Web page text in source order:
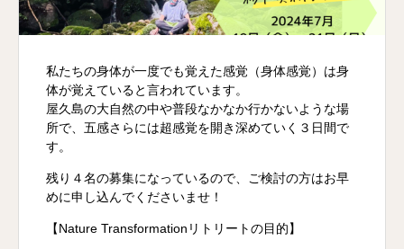
私たちの身体が一度でも覚えた感覚（身体感覚）は身
体が覚えていると言われています。
屋久島の大自然の中や普段なかなか行かないような場
所で、五感さらには超感覚を開き深めていく３日間で
す。
残り４名の募集になっているので、ご検討の方はお早
めに申し込んでくださいませ！
【Nature Transformationリトリートの目的】